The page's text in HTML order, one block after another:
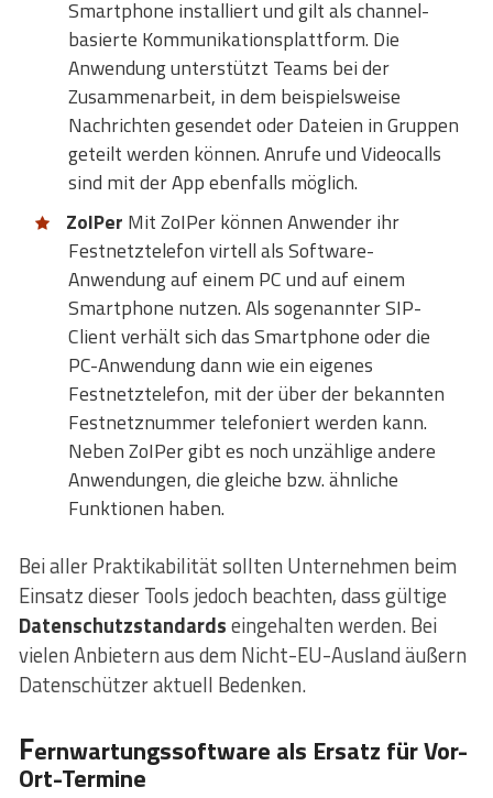
Smartphone installiert und gilt als channel-
basierte Kommunikationsplattform. Die
Anwendung unterstützt Teams bei der
Zusammenarbeit, in dem beispielsweise
Nachrichten gesendet oder Dateien in Gruppen
geteilt werden können. Anrufe und Videocalls
sind mit der App ebenfalls möglich.
ZoIPer Mit ZoIPer können Anwender ihr
Festnetztelefon virtell als Software-
Anwendung auf einem PC und auf einem
Smartphone nutzen. Als sogenannter SIP-
Client verhält sich das Smartphone oder die
PC-Anwendung dann wie ein eigenes
Festnetztelefon, mit der über der bekannten
Festnetznummer telefoniert werden kann.
Neben ZoIPer gibt es noch unzählige andere
Anwendungen, die gleiche bzw. ähnliche
Funktionen haben.
Bei aller Praktikabilität sollten Unternehmen beim
Einsatz dieser Tools jedoch beachten, dass gültige
Datenschutzstandardseingehalten werden. Bei
vielen Anbietern aus dem Nicht-EU-Ausland äußern
Datenschützer aktuell Bedenken.
Fernwartungssoftware als Ersatz für Vor-
Ort-Termine